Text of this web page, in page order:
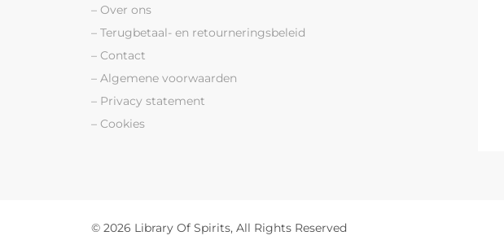
– Over ons
– Terugbetaal- en retourneringsbeleid
– Contact
– Algemene voorwaarden
– Privacy statement
– Cookies
© 2026 Library Of Spirits, All Rights Reserved